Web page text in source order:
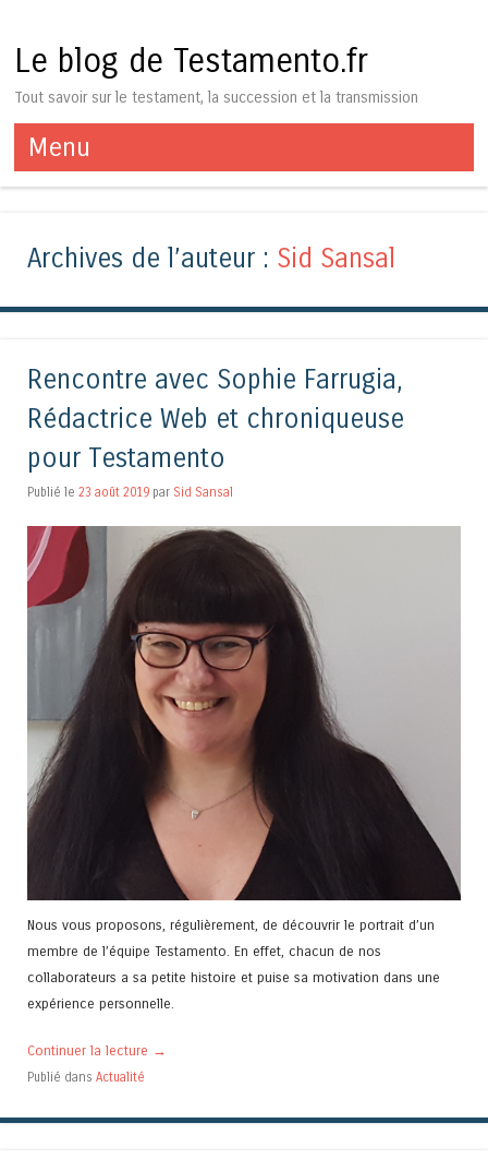
Le blog de Testamento.fr
Tout savoir sur le testament, la succession et la transmission
Menu
Aller au contenu
Archives de l’auteur : Sid Sansal
Rencontre avec Sophie Farrugia,
Rédactrice Web et chroniqueuse
pour Testamento
Publié le 23 août 2019 par Sid Sansal
Nous vous proposons, régulièrement, de découvrir le portrait d’un
membre de l’équipe Testamento. En effet, chacun de nos
collaborateurs a sa petite histoire et puise sa motivation dans une
expérience personnelle.
Continuer la lecture →
Publié dans Actualité